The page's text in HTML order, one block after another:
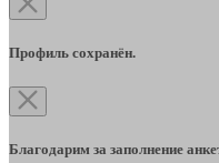
Профиль сохранён.
Благодарим за заполнение